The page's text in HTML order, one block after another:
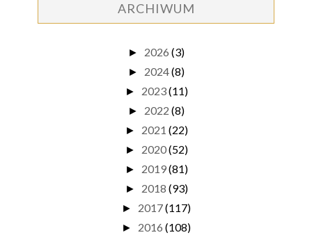
ARCHIWUM
► 2026 (3)
► 2024(8)
► 2023(11)
► 2022 (8)
► 2021 (22)
► 2020(52)
► 2019(81)
► 2018 (93)
► 2017(117)
► 2016 (108)